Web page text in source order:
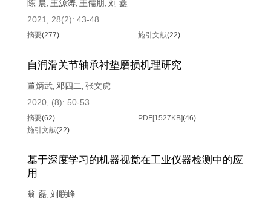
陈 晨, 王源涛, 王儒朋, 刘 鑫
2021, 28(2): 43-48.
摘要(277) 施引文献(22)
自润滑关节轴承衬垫磨损机理研究
董炳武, 邓四二 , 张文虎
2020, (8): 50-53.
摘要(62) PDF[1527KB](46)
施引文献(22)
基于深度学习的机器视觉在工业仪器检测中的应
用
翁 磊, 刘联峰